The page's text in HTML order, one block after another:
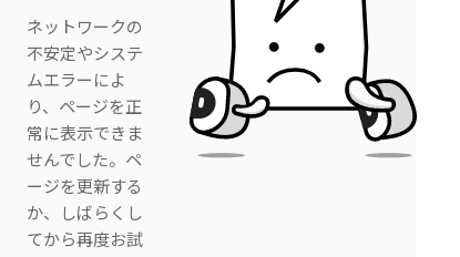
ネットワークの
不安定やシステ
ムエラーによ
り、ページを正
常に表示できま
せんでした。ペ
ージを更新する
か、しばらくし
てから再度お試